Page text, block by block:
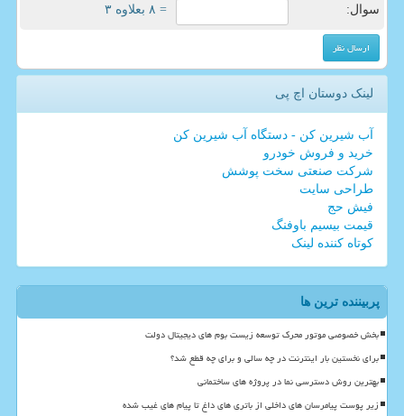
سوال: = ۸ بعلاوه ۳
لینک دوستان اچ پی
آب شیرین کن - دستگاه آب شیرین کن
خرید و فروش خودرو
شرکت صنعتی سخت پوشش
طراحی سایت
فیش حج
قیمت بیسیم باوفنگ
کوتاه کننده لینک
پربیننده ترین ها
بخش خصوصی موتور محرک توسعه زیست بوم های دیجیتال دولت
برای نخستین بار اینترنت در چه سالی و برای چه قطع شد؟
بهترین روش دسترسی نما در پروژه های ساختمانی
زیر پوست پیامرسان های داخلی از باتری های داغ تا پیام های غیب شده